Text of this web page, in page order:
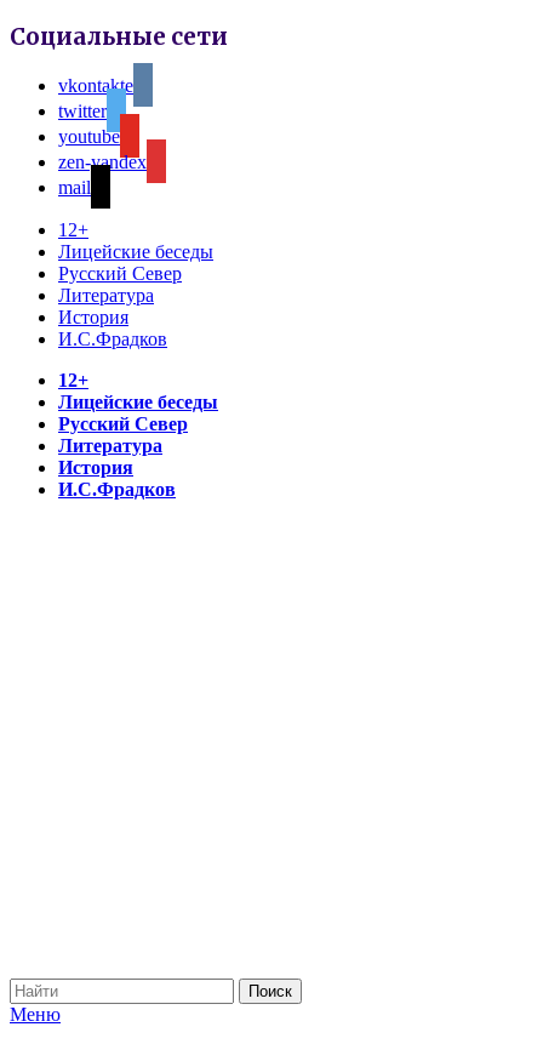
Социальные сети
vkontakte
twitter
youtube
zen-yandex
mail
12+
Лицейские беседы
Русский Север
Литература
История
И.С.Фрадков
12+
Лицейские беседы
Русский Север
Литература
История
И.С.Фрадков
Меню